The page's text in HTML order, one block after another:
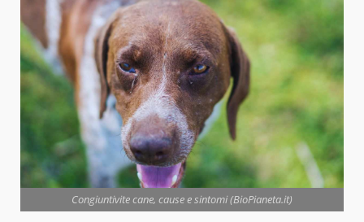
Congiuntivite cane, cause e sintomi (BioPianeta.it)